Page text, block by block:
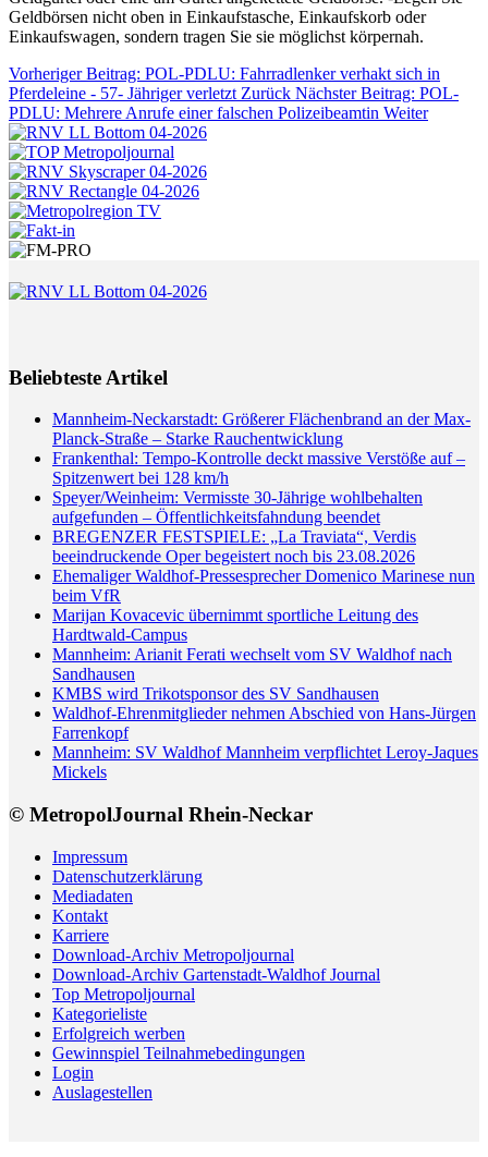
Geldbörsen nicht oben in Einkaufstasche, Einkaufskorb oder
Einkaufswagen, sondern tragen Sie sie möglichst körpernah.
Vorheriger Beitrag: POL-PDLU: Fahrradlenker verhakt sich in
Pferdeleine - 57- Jähriger verletzt Zurück Nächster Beitrag: POL-
PDLU: Mehrere Anrufe einer falschen Polizeibeamtin Weiter
Beliebteste Artikel
Mannheim-Neckarstadt: Größerer Flächenbrand an der Max-
Planck-Straße – Starke Rauchentwicklung
Frankenthal: Tempo-Kontrolle deckt massive Verstöße auf –
Spitzenwert bei 128 km/h
Speyer/Weinheim: Vermisste 30-Jährige wohlbehalten
aufgefunden – Öffentlichkeitsfahndung beendet
BREGENZER FESTSPIELE: „La Traviata“, Verdis
beeindruckende Oper begeistert noch bis 23.08.2026
Ehemaliger Waldhof-Pressesprecher Domenico Marinese nun
beim VfR
Marijan Kovacevic übernimmt sportliche Leitung des
Hardtwald-Campus
Mannheim: Arianit Ferati wechselt vom SV Waldhof nach
Sandhausen
KMBS wird Trikotsponsor des SV Sandhausen
Waldhof-Ehrenmitglieder nehmen Abschied von Hans-Jürgen
Farrenkopf
Mannheim: SV Waldhof Mannheim verpflichtet Leroy-Jaques
Mickels
© MetropolJournal Rhein-Neckar
Impressum
Datenschutzerklärung
Mediadaten
Kontakt
Karriere
Download-Archiv Metropoljournal
Download-Archiv Gartenstadt-Waldhof Journal
Top Metropoljournal
Kategorieliste
Erfolgreich werben
Gewinnspiel Teilnahmebedingungen
Login
Auslagestellen